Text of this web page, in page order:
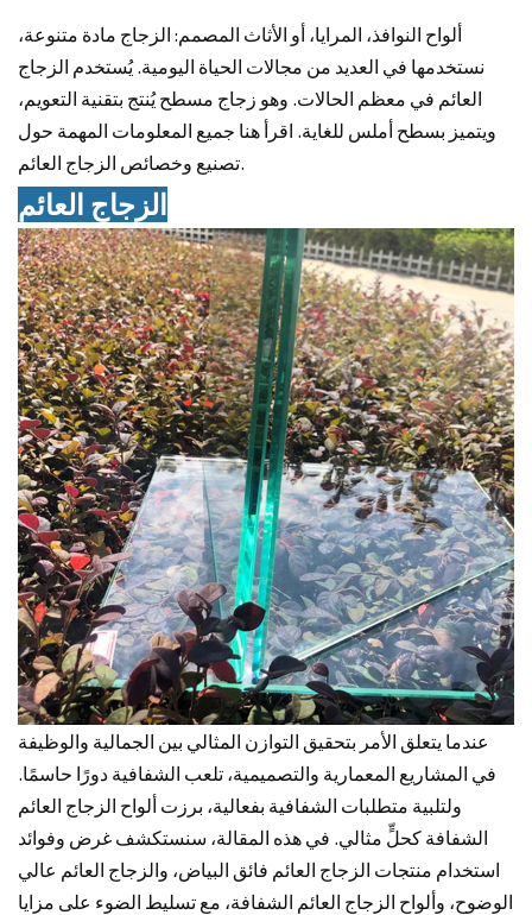
ألواح النوافذ، المرايا، أو الأثاث المصمم: الزجاج مادة متنوعة،
نستخدمها في العديد من مجالات الحياة اليومية. يُستخدم الزجاج
العائم في معظم الحالات. وهو زجاج مسطح يُنتج بتقنية التعويم،
ويتميز بسطح أملس للغاية. اقرأ هنا جميع المعلومات المهمة حول
تصنيع وخصائص الزجاج العائم.
الزجاج العائم
عندما يتعلق الأمر بتحقيق التوازن المثالي بين الجمالية والوظيفة
في المشاريع المعمارية والتصميمية، تلعب الشفافية دورًا حاسمًا.
ولتلبية متطلبات الشفافية بفعالية، برزت ألواح الزجاج العائم
الشفافة كحلٍّ مثالي. في هذه المقالة، سنستكشف غرض وفوائد
استخدام منتجات الزجاج العائم فائق البياض، والزجاج العائم عالي
الوضوح، وألواح الزجاج العائم الشفافة، مع تسليط الضوء على مزايا